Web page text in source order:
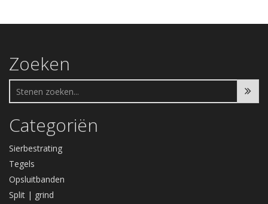
Zoeken
Categoriën
Sierbestrating
Tegels
Opsluitbanden
Split | grind